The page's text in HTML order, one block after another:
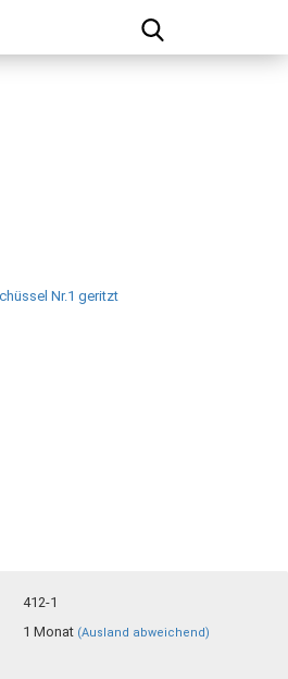
412-1
1 Monat (Ausland abweichend)